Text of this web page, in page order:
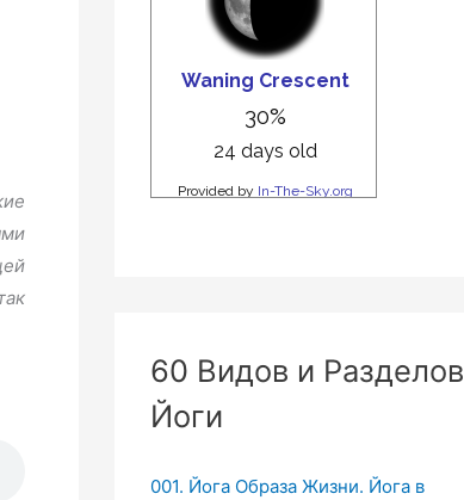
60 Видов и Разделов
Йоги
001. Йога Образа Жизни. Йога в